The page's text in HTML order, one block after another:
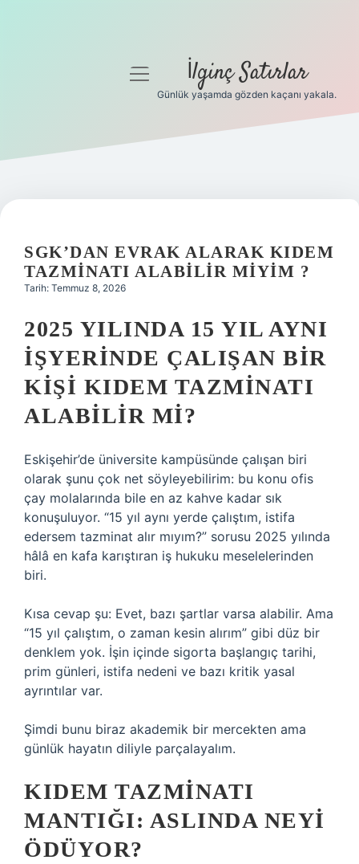
Gizlilik Politikası
Yasal Uyarı
menüyü
İlginç Satırlar
Günlük yaşamda gözden kaçanı yakala.
SGK’DAN EVRAK ALARAK KIDEM
TAZMINATI ALABILIR MIYIM ?
Tarih: Temmuz 8, 2026
2025 YILINDA 15 YIL AYNI
IŞYERINDE ÇALIŞAN BIR
KIŞI KIDEM TAZMINATI
ALABILIR MI?
Eskişehir’de üniversite kampüsünde çalışan biri
olarak şunu çok net söyleyebilirim: bu konu ofis
çay molalarında bile en az kahve kadar sık
konuşuluyor. “15 yıl aynı yerde çalıştım, istifa
edersem tazminat alır mıyım?” sorusu 2025 yılında
hâlâ en kafa karıştıran iş hukuku meselelerinden
biri.
Kısa cevap şu: Evet, bazı şartlar varsa alabilir. Ama
“15 yıl çalıştım, o zaman kesin alırım” gibi düz bir
denklem yok. İşin içinde sigorta başlangıç tarihi,
prim günleri, istifa nedeni ve bazı kritik yasal
ayrıntılar var.
Şimdi bunu biraz akademik bir mercekten ama
günlük hayatın diliyle parçalayalım.
KIDEM TAZMINATI
MANTIĞI: ASLINDA NEYI
ÖDÜYOR?